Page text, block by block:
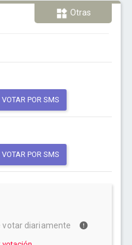
Otras
VOTAR POR SMS
VOTAR POR SMS
votar diariamente